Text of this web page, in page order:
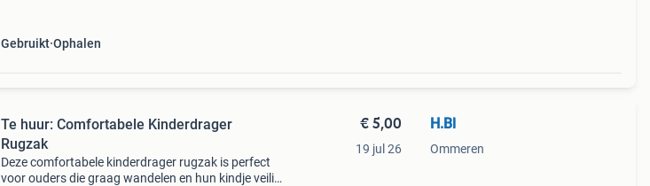
Gebruikt Ophalen
Te huur: Comfortabele Kinderdrager
Rugzak
Deze comfortabele kinderdrager rugzak is perfect
voor ouders die graag wandelen en hun kindje veilig
€ 5,00
19 jul 26
H.Bl
Ommeren